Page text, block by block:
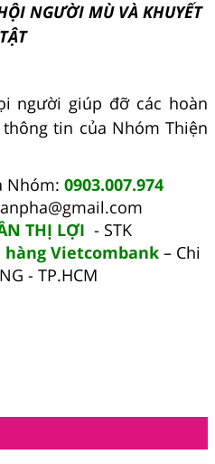
NGƯỜI MÙ VÀ KHUYẾT
TẬT
người giúp đỡ các hoàn
tin của Nhóm Thiện
Nhóm: 0903.007.974
THỊ LỢI - STK
hàng Vietcombank – Chi
- TP.HCM